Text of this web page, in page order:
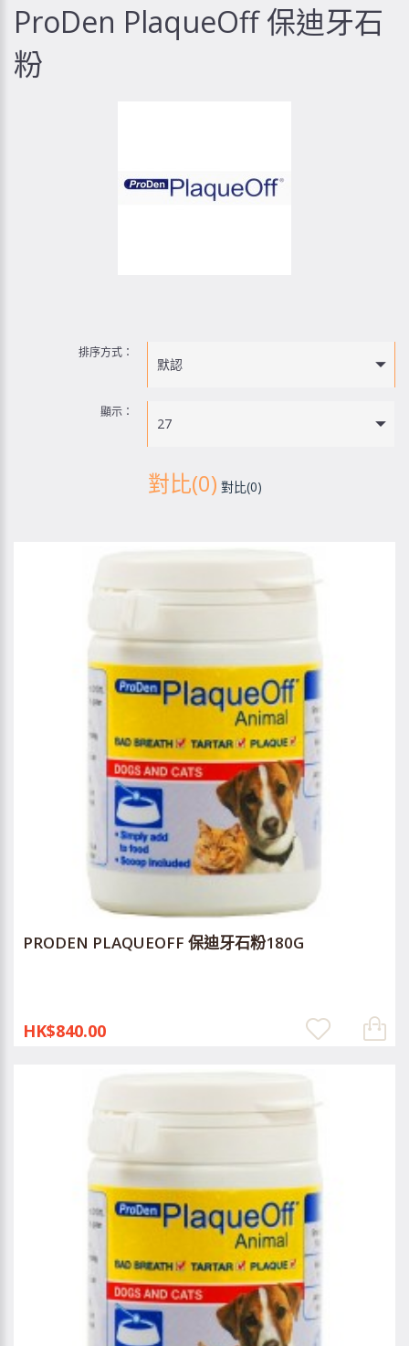
ProDen PlaqueOff 保迪牙石
粉
排序方式：
默認
顯示：
27
對比(0) 對比(0)
PRODEN PLAQUEOFF 保迪牙石粉180G
HK$840.00